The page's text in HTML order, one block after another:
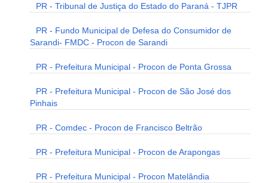
PR - Tribunal de Justiça do Estado do Paraná - TJPR
PR - Fundo Municipal de Defesa do Consumidor de
Sarandi- FMDC - Procon de Sarandi
PR - Prefeitura Municipal - Procon de Ponta Grossa
PR - Prefeitura Municipal - Procon de São José dos
Pinhais
PR - Comdec - Procon de Francisco Beltrão
PR - Prefeitura Municipal - Procon de Arapongas
PR - Prefeitura Municipal - Procon Matelândia